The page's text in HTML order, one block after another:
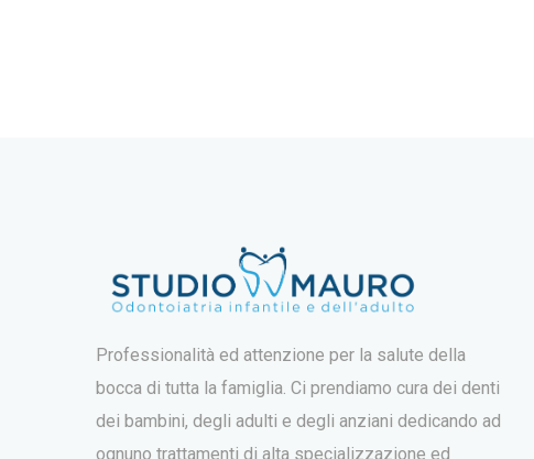
Professionalità ed attenzione per la salute della
bocca di tutta la famiglia. Ci prendiamo cura dei denti
dei bambini, degli adulti e degli anziani dedicando ad
ognuno trattamenti di alta specializzazione ed